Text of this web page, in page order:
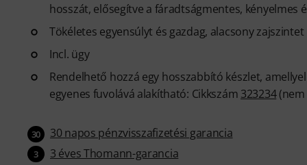
hosszát, elősegítve a fáradtságmentes, kényelmes
Tökéletes egyensúlyt és gazdag, alacsony
Incl. ügy
Rendelhető hozzá egy hosszabbító készlet,
egyenes fuvolává alakítható: Cikkszám 323234(nem
30 30 napos pénzvisszafizetési garancia
3 3 éves Thomann-garancia